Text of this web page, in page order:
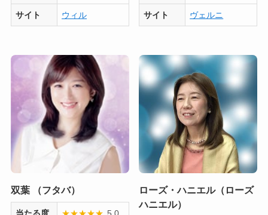
サイト ウィル サイト ヴェルニ
双葉 （フタバ）
当たる度 ★★★★★ 5.0
ローズ・ハニエル（ローズ
ハニエル）